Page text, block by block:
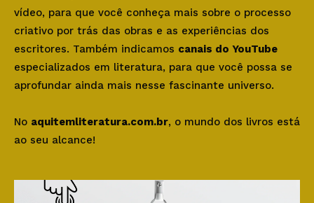
vídeo, para que você conheça mais sobre o processo
criativo por trás das obras e as experiências dos
escritores. Também indicamos canais do YouTube
especializados em literatura, para que você possa se
aprofundar ainda mais nesse fascinante universo.
No aquitemliteratura.com.br, o mundo dos livros está
ao seu alcance!